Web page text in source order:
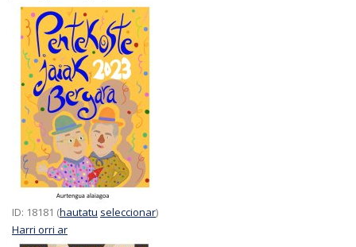
ID: 18181 (hautatu seleccionar)
Harri orri ar